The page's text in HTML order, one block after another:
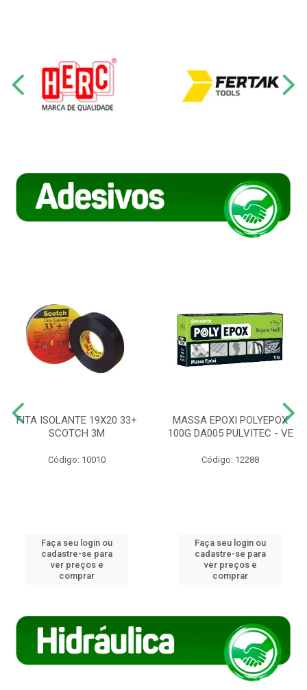
FITA ISOLANTE 19X20 33+
SCOTCH 3M
Código: 10010
Faça seu login ou
cadastre-se para
ver preços e
comprar
MASSA EPOXI POLYEPOX
100G DA005 PULVITEC - VE
Código: 12288
Faça seu login ou
cadastre-se para
ver preços e
comprar